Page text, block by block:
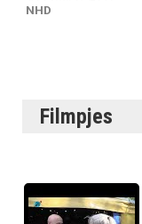
NHD
Filmpjes